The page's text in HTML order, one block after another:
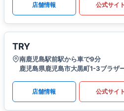
店舗情報 公式サイト
TRY
南鹿児島駅前駅から車で9分
鹿児島県鹿児島市大黒町1-3ブラザ
店舗情報 公式サイト